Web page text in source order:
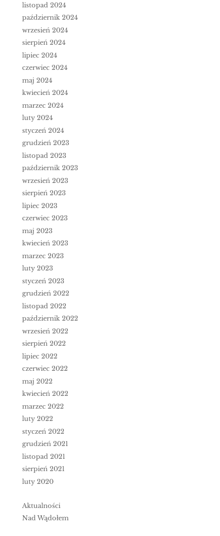
listopad 2024
październik 2024
wrzesień 2024
sierpień 2024
lipiec 2024
czerwiec 2024
maj 2024
kwiecień 2024
marzec 2024
luty 2024
styczeń 2024
grudzień 2023
listopad 2023
październik 2023
wrzesień 2023
sierpień 2023
lipiec 2023
czerwiec 2023
maj 2023
kwiecień 2023
marzec 2023
luty 2023
styczeń 2023
grudzień 2022
listopad 2022
październik 2022
wrzesień 2022
sierpień 2022
lipiec 2022
czerwiec 2022
maj 2022
kwiecień 2022
marzec 2022
luty 2022
styczeń 2022
grudzień 2021
listopad 2021
sierpień 2021
luty 2020
Aktualności
Nad Wądołem